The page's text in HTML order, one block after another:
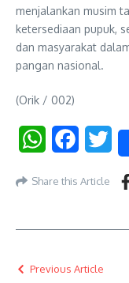
menjalankan musim
ketersediaan pupuk,
dan masyarakat
pangan nasional.
(Orik / 002)
WhatsApp
Share this Article
Previous Article